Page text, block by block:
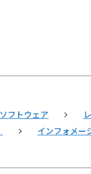
フトウェア
インフォメー